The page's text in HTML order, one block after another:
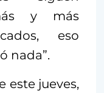
y más
eso
nada”.
este jueves,